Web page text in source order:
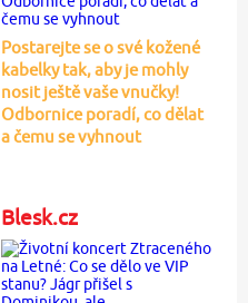
Postarejte se o své kožené
kabelky tak, aby je mohly
nosit ještě vaše vnučky!
Odbornice poradí, co dělat
a čemu se vyhnout
Blesk.cz